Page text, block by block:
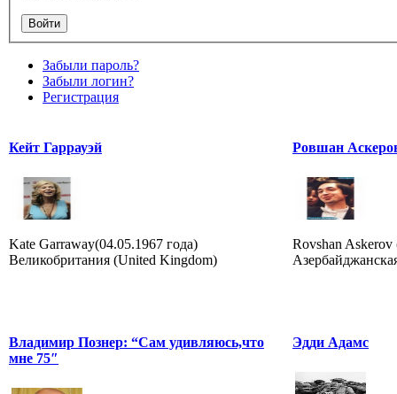
Забыли пароль?
Забыли логин?
Регистрация
Кейт Гаррауэй
Kate Garraway(04.05.1967 года)
Великобритания (United Kingdom)
Ровшан
Rovshan Askerov
Владимир Познер: “Сам удивляюсь,что
мне 75″
Эдди Адамс